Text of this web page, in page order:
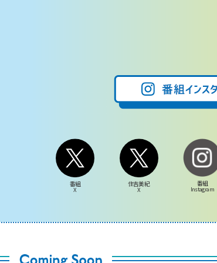
番組
X
住吉美紀
X
番組
Instagram